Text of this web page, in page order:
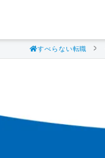
すべらない転職